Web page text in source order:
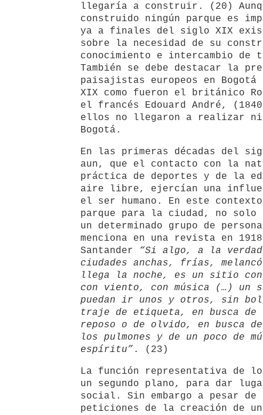
llegaría a construir. (20)
construido ningún parque es
ya a finales del siglo XIX
sobre la necesidad de su
conocimiento e intercambio de
También se debe destacar la
paisajistas europeos en
XIX como fueron el británico
el francés Edouard André,
ellos no llegaron a realizar
Bogotá.
En las primeras décadas del
aun, que el contacto con la
práctica de deportes y de la
aire libre, ejercían una
el ser humano. En este
parque para la ciudad, no solo
un determinado grupo de
menciona en una revista en
Santander “Si algo, a la
ciudades anchas, frías,
llega la noche, es un sitio con
con viento, con música (…)
puedan ir unos y otros, sin
traje de etiqueta, en busca de
reposo o de olvido, en busca
los pulmones y de un poco de
espíritu” . (23)
La función representativa de
un segundo plano, para dar
social. Sin embargo a pesar de
peticiones de la creación de un